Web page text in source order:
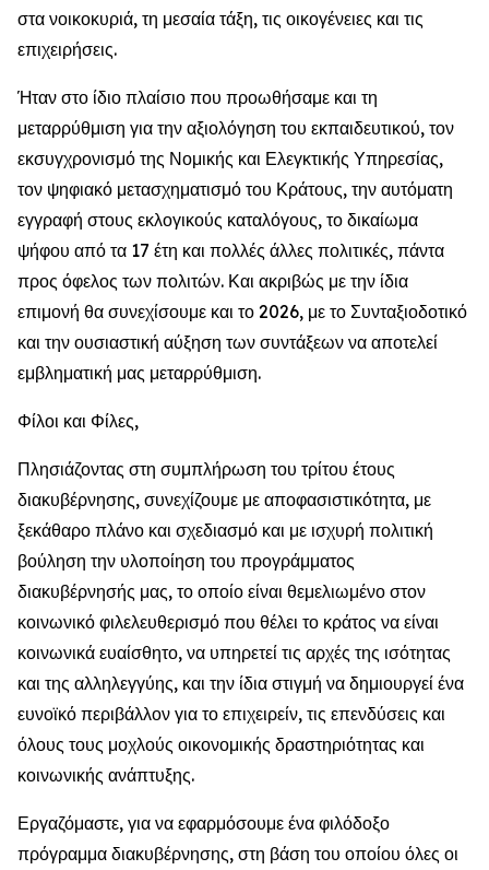
στα νοικοκυριά, τη μεσαία τάξη, τις οικογένειες και τις
επιχειρήσεις.
Ήταν στο ίδιο πλαίσιο που προωθήσαμε και τη
μεταρρύθμιση για την αξιολόγηση του εκπαιδευτικού, τον
εκσυγχρονισμό της Νομικής και Ελεγκτικής Υπηρεσίας,
τον ψηφιακό μετασχηματισμό του Κράτους, την αυτόματη
εγγραφή στους εκλογικούς καταλόγους, το δικαίωμα
ψήφου από τα 17 έτη και πολλές άλλες πολιτικές, πάντα
προς όφελος των πολιτών. Και ακριβώς με την ίδια
επιμονή θα συνεχίσουμε και το 2026, με το Συνταξιοδοτικό
και την ουσιαστική αύξηση των συντάξεων να αποτελεί
εμβληματική μας μεταρρύθμιση.
Φίλοι και Φίλες,
Πλησιάζοντας στη συμπλήρωση του τρίτου έτους
διακυβέρνησης, συνεχίζουμε με αποφασιστικότητα, με
ξεκάθαρο πλάνο και σχεδιασμό και με ισχυρή πολιτική
βούληση την υλοποίηση του προγράμματος
διακυβέρνησής μας, το οποίο είναι θεμελιωμένο στον
κοινωνικό φιλελευθερισμό που θέλει το κράτος να είναι
κοινωνικά ευαίσθητο, να υπηρετεί τις αρχές της ισότητας
και της αλληλεγγύης, και την ίδια στιγμή να δημιουργεί ένα
ευνοϊκό περιβάλλον για το επιχειρείν, τις επενδύσεις και
όλους τους μοχλούς οικονομικής δραστηριότητας και
κοινωνικής ανάπτυξης.
Εργαζόμαστε, για να εφαρμόσουμε ένα φιλόδοξο
πρόγραμμα διακυβέρνησης, στη βάση του οποίου όλες οι